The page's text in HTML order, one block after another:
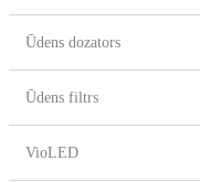
Ūdens dozators
Ūdens filtrs
VioLED